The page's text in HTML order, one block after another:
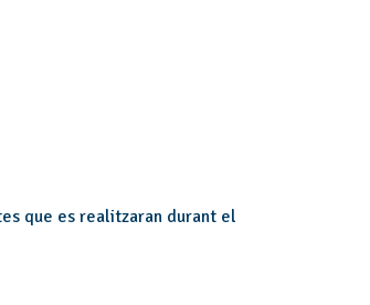
que es realitzaran durant el